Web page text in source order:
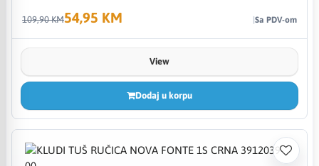
109,90 KM54,95 KM Sa PDV-om
View
Dodaj u korpu